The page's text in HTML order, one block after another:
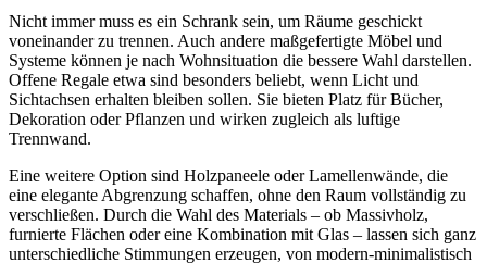
Nicht immer muss es ein Schrank sein, um Räume geschickt
voneinander zu trennen. Auch andere maßgefertigte Möbel und
Systeme können je nach Wohnsituation die bessere Wahl darstellen.
Offene Regale etwa sind besonders beliebt, wenn Licht und
Sichtachsen erhalten bleiben sollen. Sie bieten Platz für Bücher,
Dekoration oder Pflanzen und wirken zugleich als luftige
Trennwand.
Eine weitere Option sind Holzpaneele oder Lamellenwände, die
eine elegante Abgrenzung schaffen, ohne den Raum vollständig zu
verschließen. Durch die Wahl des Materials – ob Massivholz,
furnierte Flächen oder eine Kombination mit Glas – lassen sich ganz
unterschiedliche Stimmungen erzeugen, von modern-minimalistisch